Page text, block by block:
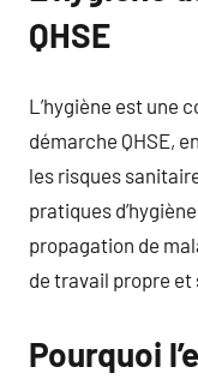
QHSE
L’hygiène est une
démarche QHSE,
les risques
pratiques
propagation de
de travail propre et
Pourquoi